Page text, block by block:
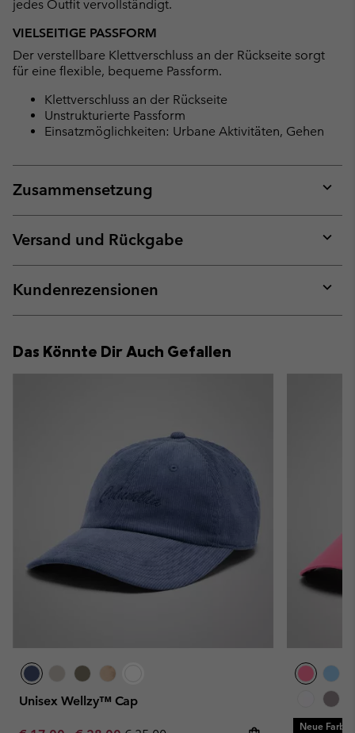
jedes Outfit vervollständigt.
VIELSEITIGE PASSFORM
Der verstellbare Klettverschluss an der Rückseite sorgt
für eine flexible, bequeme Passform.
Klettverschluss an der Rückseite
Unstrukturierte Passform
Einsatzmöglichkeiten: Urbane Aktivitäten, Gehen
Zusammensetzung
or
Versand und Rückgabe
or
Kundenrezensionen
or
Das Könnte Dir Auch Gefallen
Unisex Wellzy™ Cap
Neue